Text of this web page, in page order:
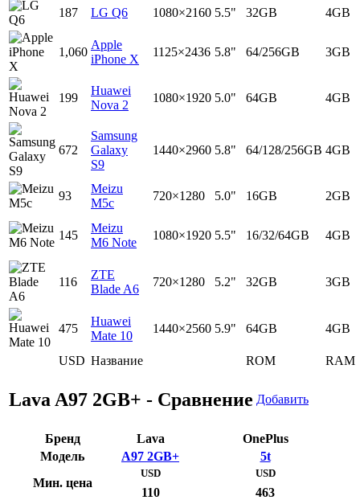
USD Название ROM RAM
187 LG Q6 1080×2160 5.5" 32GB 4GB
1,060
Apple
iPhone X
1125×2436 5.8" 64/256GB 3GB
199
Huawei
Nova 2
1080×1920 5.0" 64GB 4GB
672
Samsung
Galaxy
S9
1440×2960 5.8" 64/128/256GB 4GB
93
Meizu
M5c
720×1280 5.0" 16GB 2GB
145
Meizu
M6 Note
1080×1920 5.5" 16/32/64GB 4GB
116
ZTE
Blade A6
720×1280 5.2" 32GB 3GB
475
Huawei
Mate 10
1440×2560 5.9" 64GB 4GB
Lava A97 2GB+ - Сравнение Добавить
Бренд Lava
OnePlus
Модель
A97 2GB+
5t
Мин. цена
USD
110
USD
463